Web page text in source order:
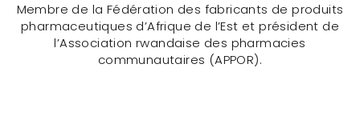
CONTACTER
Membre de la Fédération des fabricants de produits
pharmaceutiques d’Afrique de l’Est et président de
l’Association rwandaise des pharmacies
communautaires (APPOR).